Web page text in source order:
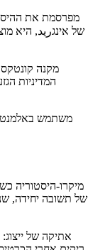
מפרסמת את
של אינגريد, היא
המדיניות
משתמש
מיקרו-היסטוריה
של תשובה יחידה,
אתיקה של